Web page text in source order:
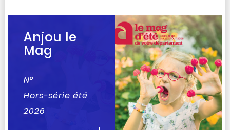
Anjou le
Mag
N°
Hors-série été
2026